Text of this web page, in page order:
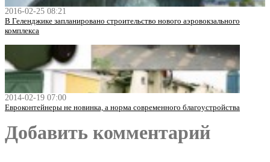
2016-02-25 08:21
В Геленджике запланировано строительство нового аэровокзального
комплекса
2014-02-19 07:00
Евроконтейнеры не новинка, а норма современного благоустройства
Добавить комментарий